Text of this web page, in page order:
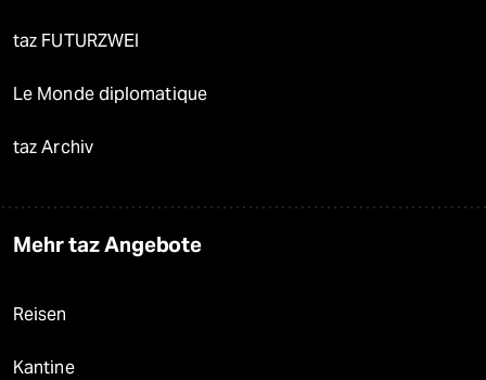
taz FUTURZWEI
Le Monde diplomatique
taz Archiv
Mehr taz Angebote
Reisen
Kantine